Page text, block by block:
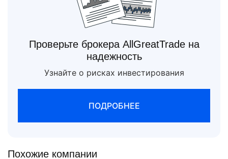
Проверьте брокера AllGreatTrade на
надежность
Узнайте о рисках инвестирования
ПОДРОБНЕЕ
Похожие компании